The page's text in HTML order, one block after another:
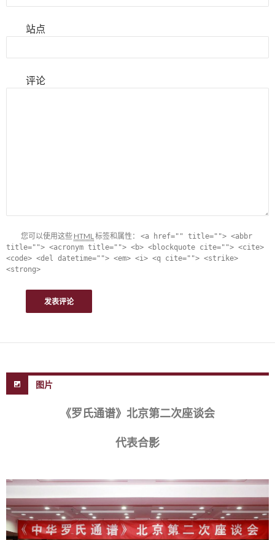
站点
评论
您可以使用这些 HTML标签和属性： <a href="" title=""> <abbr
title=""> <acronym title=""> <b> <blockquote cite=""> <cite>
<code> <del datetime=""> <em> <i> <q cite=""> <strike>
<strong>
图片
《罗氏通谱》北京第二次座谈会
代表合影